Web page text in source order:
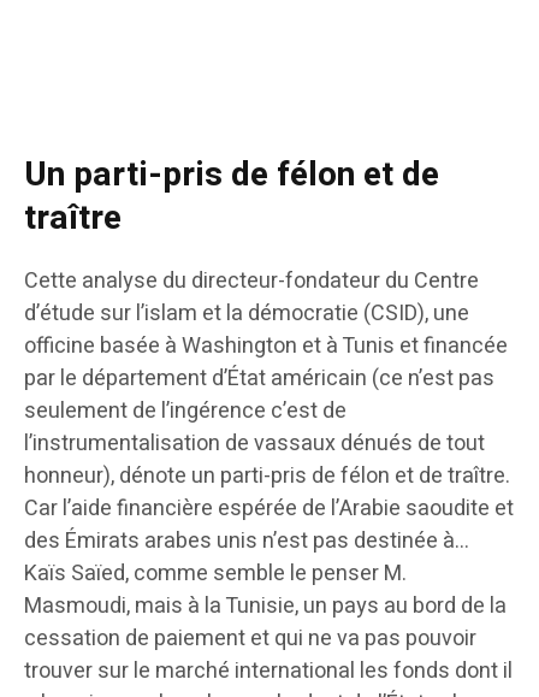
Un parti-pris de félon et de
traître
Cette analyse du directeur-fondateur du Centre
d’étude sur l’islam et la démocratie (CSID), une
officine basée à Washington et à Tunis et financée
par le département d’État américain (ce n’est pas
seulement de l’ingérence c’est de
l’instrumentalisation de vassaux dénués de tout
honneur), dénote un parti-pris de félon et de traître.
Car l’aide financière espérée de l’Arabie saoudite et
des Émirats arabes unis n’est pas destinée à…
Kaïs Saïed, comme semble le penser M.
Masmoudi, mais à la Tunisie, un pays au bord de la
cessation de paiement et qui ne va pas pouvoir
trouver sur le marché international les fonds dont il